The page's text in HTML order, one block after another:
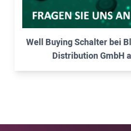
Well Buying Schalter bei
Distribution GmbH